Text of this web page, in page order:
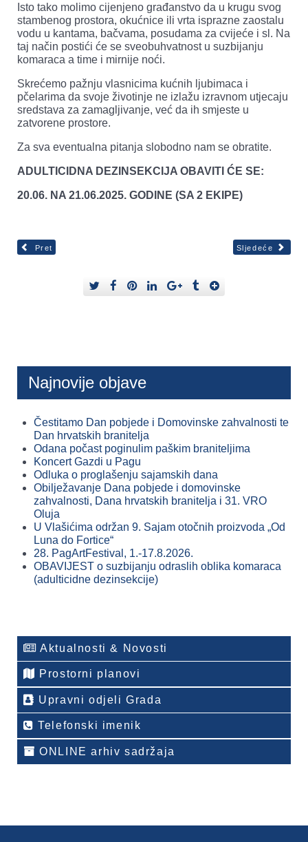
Isto tako molimo cijenjeno građanstvo da u krugu svog
stambenog prostora, okućnice ili vrta isprazne zaostalu
vodu u kantama, bačvama, posudama za cvijeće i sl. Na
taj način postići će se sveobuhvatnost u suzbijanju
komaraca a time i mirnije noći.
Skrećemo pažnju vlasnicima kućnih ljubimaca i
pčelarima da svoje životinje ne izlažu izravnom utjecaju
sredstava za zamagljivanje, već da ih smjeste u
zatvorene prostore.
Za sva eventualna pitanja slobodno nam se obratite.
ADULTICIDNA DEZINSEKCIJA OBAVITI ĆE SE:
20.06. NA 21.06.2025. GODINE (SA 2 EKIPE)
Pret Sljedeće
Najnovije objave
Čestitamo Dan pobjede i Domovinske zahvalnosti te
Dan hrvatskih branitelja
Odana počast poginulim paškim braniteljima
Koncert Gazdi u Pagu
Odluka o proglašenju sajamskih dana
Obilježavanje Dana pobjede i domovinske
zahvalnosti, Dana hrvatskih branitelja i 31. VRO
Oluja
U Vlašićima održan 9. Sajam otočnih proizvoda „Od
Luna do Fortice“
28. PagArtFestival, 1.-17.8.2026.
OBAVIJEST o suzbijanju odraslih oblika komaraca
(adulticidne dezinsekcije)
Aktualnosti & Novosti
Prostorni planovi
Upravni odjeli Grada
Telefonski imenik
ONLINE arhiv sadržaja